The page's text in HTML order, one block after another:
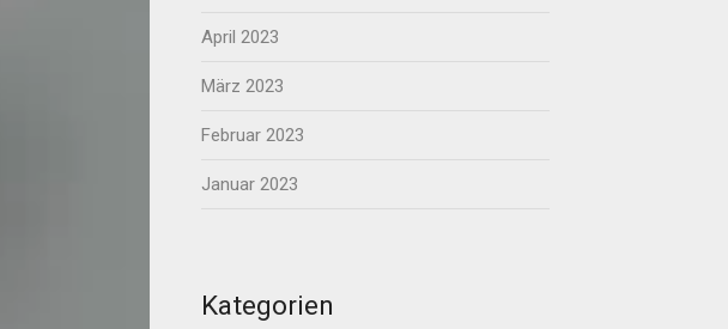
April 2023
März 2023
Februar 2023
Januar 2023
Kategorien